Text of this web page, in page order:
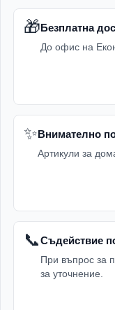
🎁Безплатна
До офис на
✨Внимателно
Артикули за
📞Съдействие
При въпрос за
за уточнение.